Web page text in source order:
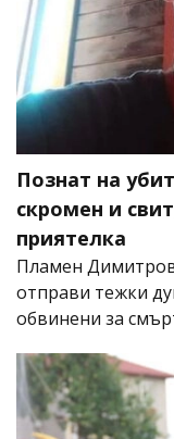
Познат на
скромен и
приятелка
Пламен
отправи тежки
обвинени за